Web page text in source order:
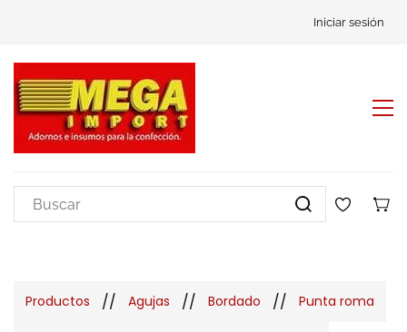
Iniciar sesión
Productos // Agujas // Bordado // Punta roma